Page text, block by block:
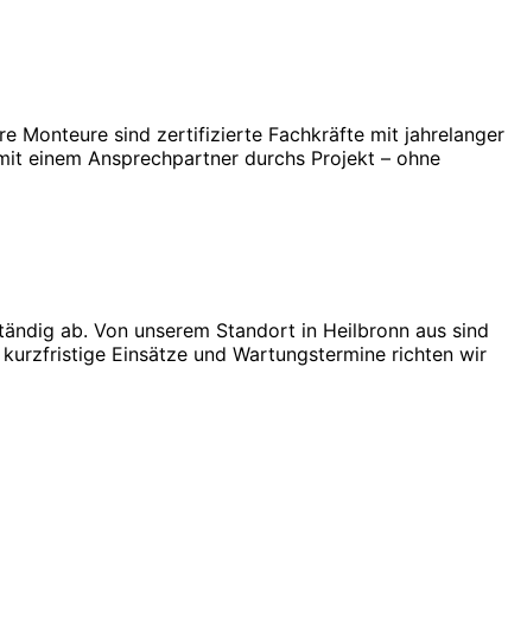
Monteure sind zertifizierte Fachkräfte mit jahrelanger
einem Ansprechpartner durchs Projekt – ohne
ab. Von unserem Standort in Heilbronn aus sind
Einsätze und Wartungstermine richten wir